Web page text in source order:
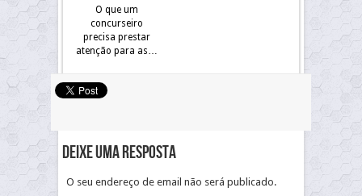
O que um
concurseiro
precisa prestar
atenção para as…
Deixe uma resposta
O seu endereço de email não será publicado.